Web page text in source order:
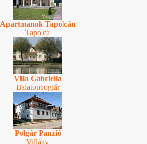
Apartmanok Tapolcán
Tapolca
Villa Gabriella
Balatonboglár
Polgár Panzió
Villány